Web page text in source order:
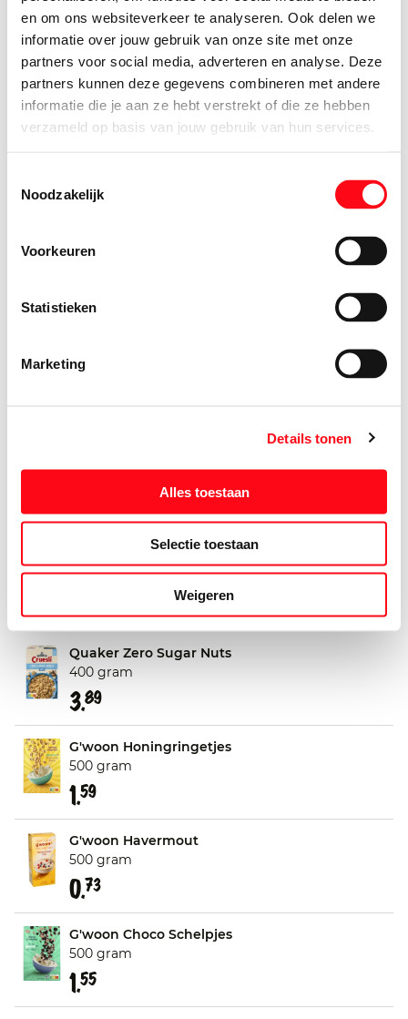
en om ons websiteverkeer te analyseren. Ook delen we
informatie over jouw gebruik van onze site met onze
partners voor social media, adverteren en analyse. Deze
partners kunnen deze gegevens combineren met andere
informatie die je aan ze hebt verstrekt of die ze hebben
verzameld op basis van jouw gebruik van hun services.
Noodzakelijk
Voorkeuren
Statistieken
Marketing
Details tonen
Alles toestaan
Selectie toestaan
Weigeren
330 gram
3. 39
G'woon Muesli Chocolade
900 gram
3.09
500 gram
Muesli
Gepofte Tarwe
1.98
400 gram
3.
Quaker Zero Sugar Nuts
400 gram
3.89
G'woon Honingringetjes
500 gram
1.59
G'woon Havermout
500 gram
0.73
G'woon Choco Schelpjes
500 gram
1.55